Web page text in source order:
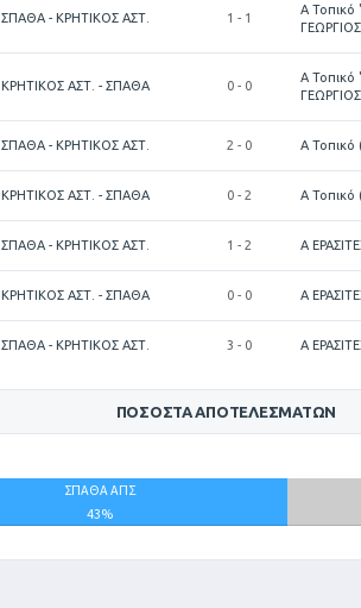
ΣΠΑΘΑ - ΚΡΗΤΙΚΟΣ ΑΣΤ. 1 - 1
Α
ΚΡΗΤΙΚΟΣ ΑΣΤ. - ΣΠΑΘΑ 0 - 0
Α
ΣΠΑΘΑ - ΚΡΗΤΙΚΟΣ ΑΣΤ. 2 - 0 Α Τοπικό
ΚΡΗΤΙΚΟΣ ΑΣΤ. - ΣΠΑΘΑ 0 - 2 Α Τοπικό
ΣΠΑΘΑ - ΚΡΗΤΙΚΟΣ ΑΣΤ. 1 - 2 Α
ΚΡΗΤΙΚΟΣ ΑΣΤ. - ΣΠΑΘΑ 0 - 0 Α
ΣΠΑΘΑ - ΚΡΗΤΙΚΟΣ ΑΣΤ. 3 - 0 Α
ΠΟΣΟΣΤΆ ΑΠΟΤΕΛΕΣΜΆΤΩΝ
ΣΠΑΘΑ ΑΠΣ
43%